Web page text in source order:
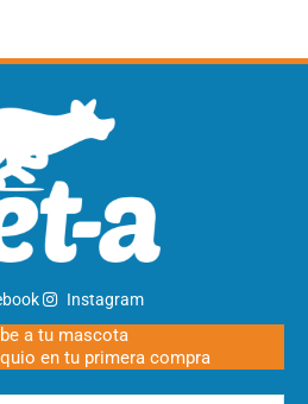
Instagram
a tu mascota
en tu primera compra